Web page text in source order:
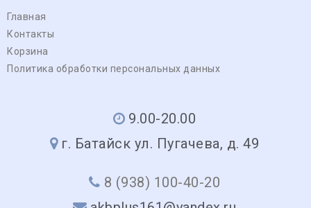
Главная
Контакты
Корзина
Политика обработки персональных данных
9.00-20.00
г. Батайск ул. Пугачева, д. 49
8 (938) 100-40-20